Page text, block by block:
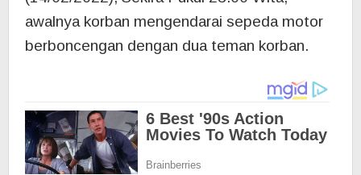
awalnya korban mengendarai sepeda motor
berboncengan dengan dua teman korban.